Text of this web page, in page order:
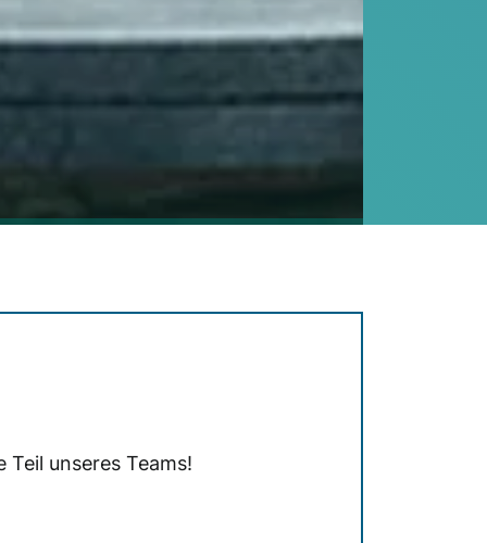
unseres Teams!